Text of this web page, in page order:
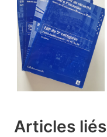
Articles liés